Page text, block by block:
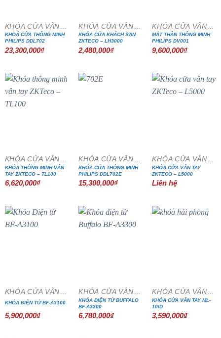
KHOÁ CỬA THÔNG MINH
PHILIPS DDL702
23,300,000₫
KHÓA CỬA KHÁCH SẠN
ZKTECO – LH3000
2,480,000₫
MẮT THẦN THÔNG MINH
PHILIPS DV001
9,600,000₫
KHÓA THÔNG MINH VÂN
TAY ZKTECO – TL100
6,620,000₫
KHÓA CỬA THÔNG MINH
PHILIPS DDL702E
15,300,000₫
KHÓA CỬA VÂN TAY
ZKTECO – L5000
Liên hệ
KHÓA ĐIỆN TỬ BF-A3100
5,900,000₫
KHÓA ĐIỆN TỬ BUFFALO
BF-A3300
6,780,000₫
KHÓA CỬA VÂN TAY ML-
10ID
3,590,000₫